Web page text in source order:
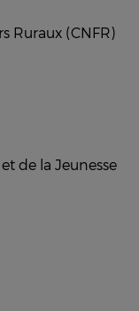
Ruraux (CNFR)
de la Jeunesse